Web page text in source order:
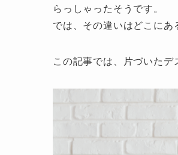
らっしゃったそうです。
では、その違いはどこにあ
この記事では、片づいたデ